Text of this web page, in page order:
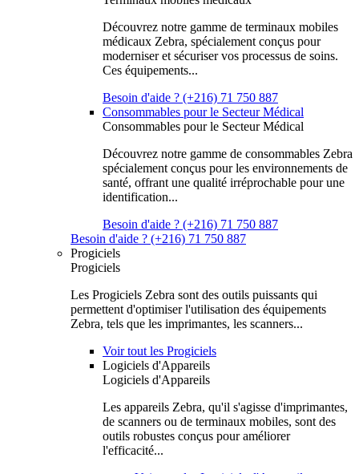
Découvrez notre gamme de terminaux mobiles
médicaux Zebra, spécialement conçus pour
moderniser et sécuriser vos processus de soins.
Ces équipements...
Besoin d'aide ? (+216) 71 750 887
Consommables pour le Secteur Médical
Consommables pour le Secteur Médical
Découvrez notre gamme de consommables Zebra
spécialement conçus pour les environnements de
santé, offrant une qualité irréprochable pour une
identification...
Besoin d'aide ? (+216) 71 750 887
Besoin d'aide ? (+216) 71 750 887
Progiciels
Progiciels
Les Progiciels Zebra sont des outils puissants qui
permettent d'optimiser l'utilisation des équipements
Zebra, tels que les imprimantes, les scanners...
Voir tout les Progiciels
Logiciels d'Appareils
Logiciels d'Appareils
Les appareils Zebra, qu'il s'agisse d'imprimantes,
de scanners ou de terminaux mobiles, sont des
outils robustes conçus pour améliorer
l'efficacité...